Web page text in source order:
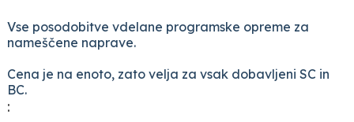
Vse posodobitve vdelane programske opreme za
nameščene naprave.
Cena je na enoto, zato velja za vsak dobavljeni SC in
BC.
: